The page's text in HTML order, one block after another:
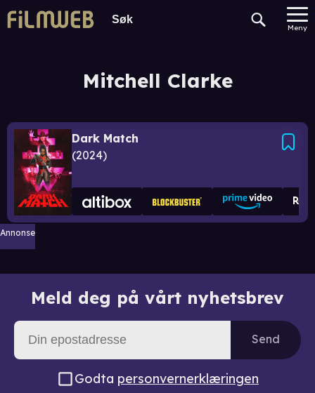
Meny
Mitchell Clarke
Dark Match
2024
Annonse
Meld deg på vårt nyhetsbrev
Send
Godta personvernerklæringen